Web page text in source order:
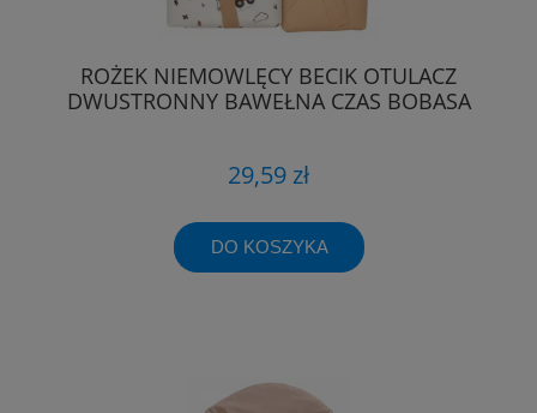
ROŻEK NIEMOWLĘCY BECIK OTULACZ
DWUSTRONNY BAWEŁNA CZAS BOBASA
29,59 zł
DO KOSZYKA